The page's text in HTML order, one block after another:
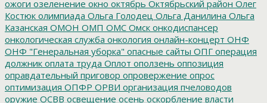
ожоги озеленение окно октябрь Октябрьский район Олег
Костюк олимпиада Ольга Голодец Ольга Данилина Ольга
Казанская ОМОН ОМП ОМС Омск онкодиспансер
онкологическая служба онкология онлайн-концерт ОНФ
ОНФ "Генеральная уборка" опасные сайты ОПГ операция
должник оплата труда Оплот оползень оппозиция
оправдательный приговор опровержение опрос
оптимизация ОПФР ОРВИ организация пчеловодов
оружие ОСВВ освещение осень оскорбление власти